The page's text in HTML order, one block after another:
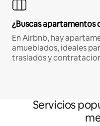
¿Buscas apartamentos
En Airbnb, hay
amueblados, ideales
traslados y
Servicios